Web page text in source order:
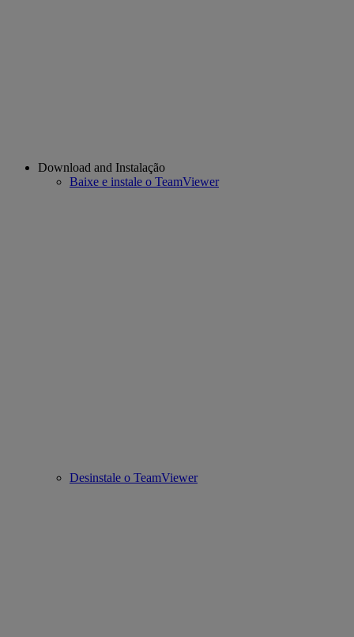
Download and Instalação
Baixe e instale o TeamViewer
Desinstale o TeamViewer